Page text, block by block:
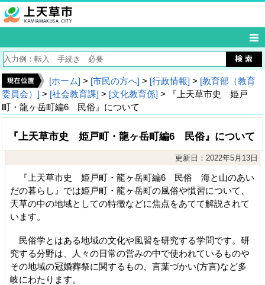
[ホーム] > [市民の方へ] > [行政情報] > [教育部（教育
委員会）] > [社会教育課] > [文化教育係] > 『上天草市史 姫戸
町・龍ヶ岳町編6 民俗』について
『上天草市史 姫戸町・龍ヶ岳町編6 民俗』について
更新日：2022年5月13日
『上天草市史 姫戸町・龍ヶ岳町編6 民俗 海と山のあい
だの暮らし』では姫戸町・龍ヶ岳町の風俗や慣習について、
天草の中の地域としての特徴などに焦点をあてて解説されて
います。
民俗学とはある地域の文化や風習を研究する学問です。研
究する分野は、人々の日常の営みの中で使われているものや
その地域の冠婚葬祭に関するもの、言葉づかい(方言)など多
岐にわたります。